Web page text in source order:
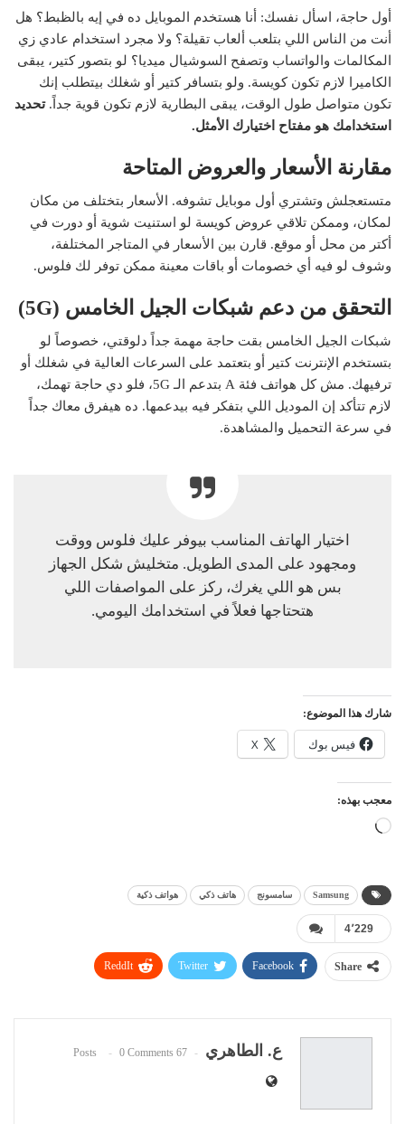
أول حاجة، اسأل نفسك: أنا هستخدم الموبايل ده في إيه بالظبط؟ هل
أنت من الناس اللي بتلعب ألعاب تقيلة؟ ولا مجرد استخدام عادي زي
المكالمات والواتساب وتصفح السوشيال ميديا؟ لو بتصور كتير، يبقى
الكاميرا لازم تكون كويسة. ولو بتسافر كتير أو شغلك بيتطلب إنك
تكون متواصل طول الوقت، يبقى البطارية لازم تكون قوية جداً.تحديد
استخدامك هو مفتاح اختيارك الأمثل.
مقارنة الأسعار والعروض المتاحة
متستعجلش وتشتري أول موبايل تشوفه. الأسعار بتختلف من مكان
لمكان، وممكن تلاقي عروض كويسة لو استنيت شوية أو دورت في
أكتر من محل أو موقع. قارن بين الأسعار في المتاجر المختلفة،
وشوف لو فيه أي خصومات أو باقات معينة ممكن توفر لك فلوس.
التحقق من دعم شبكات الجيل الخامس (5G)
شبكات الجيل الخامس بقت حاجة مهمة جداً دلوقتي، خصوصاً لو
بتستخدم الإنترنت كتير أو بتعتمد على السرعات العالية في شغلك أو
ترفيهك. مش كل هواتف فئة A بتدعم الـ 5G، فلو دي حاجة تهمك،
لازم تتأكد إن الموديل اللي بتفكر فيه بيدعمها. ده هيفرق معاك جداً
في سرعة التحميل والمشاهدة.
اختيار الهاتف المناسب بيوفر عليك فلوس ووقت
ومجهود على المدى الطويل. متخليش شكل الجهاز
بس هو اللي يغرك، ركز على المواصفات اللي
هتحتاجها فعلاً في استخدامك اليومي.
شارك هذا الموضوع:
فيس بوك X
معجب بهذه:
جاري
Samsung سامسونج هاتف ذكي هواتف ذكية
4٬229
Share
Facebook
Twitter
ReddIt
ع. الطاهري 67 Posts
0 Comments